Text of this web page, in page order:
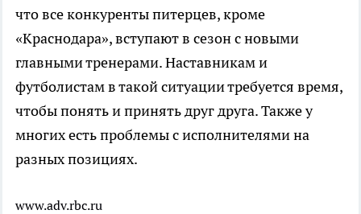
что все конкуренты питерцев, кроме
«Краснодара», вступают в сезон с новыми
главными тренерами. Наставникам и
футболистам в такой ситуации требуется время,
чтобы понять и принять друг друга. Также у
многих есть проблемы с исполнителями на
разных позициях.
www.adv.rbc.ru